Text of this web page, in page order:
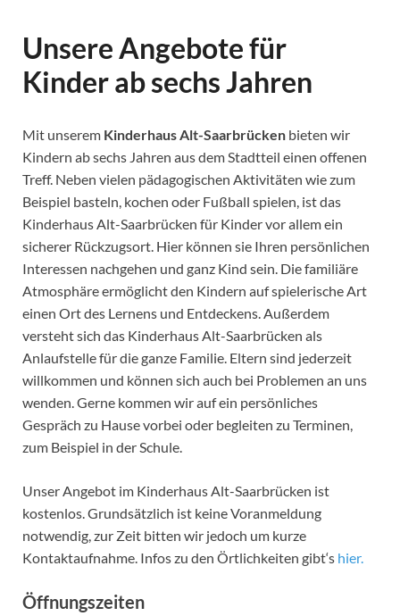
Unsere Angebote für
Kinder ab sechs Jahren
Mit unserem Kinderhaus Alt-Saarbrücken bieten wir
Kindern ab sechs Jahren aus dem Stadtteil einen offenen
Treff. Neben vielen pädagogischen Aktivitäten wie zum
Beispiel basteln, kochen oder Fußball spielen, ist das
Kinderhaus Alt-Saarbrücken für Kinder vor allem ein
sicherer Rückzugsort. Hier können sie Ihren persönlichen
Interessen nachgehen und ganz Kind sein. Die familiäre
Atmosphäre ermöglicht den Kindern auf spielerische Art
einen Ort des Lernens und Entdeckens. Außerdem
versteht sich das Kinderhaus Alt-Saarbrücken als
Anlaufstelle für die ganze Familie. Eltern sind jederzeit
willkommen und können sich auch bei Problemen an uns
wenden. Gerne kommen wir auf ein persönliches
Gespräch zu Hause vorbei oder begleiten zu Terminen,
zum Beispiel in der Schule.
Unser Angebot im Kinderhaus Alt-Saarbrücken ist
kostenlos. Grundsätzlich ist keine Voranmeldung
notwendig, zur Zeit bitten wir jedoch um kurze
Kontaktaufnahme. Infos zu den Örtlichkeiten gibt‘s hier.
Öffnungszeiten